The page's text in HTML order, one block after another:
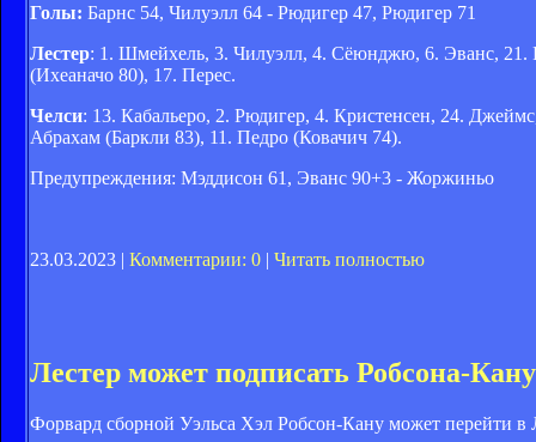
Голы: Барнс 54, Чилуэлл 64 - Рюдигер 47, Рюдигер 71
Лестер: 1. Шмейхель, 3. Чилуэлл, 4. Сёюнджю, 6. Эванс, 21.
(Ихеаначо 80), 17. Перес.
Челси: 13. Кабальеро, 2. Рюдигер, 4. Кристенсен, 24.
Абрахам (Баркли 83), 11. Педро (Ковачич 74).
Предупреждения: Мэддисон 61, Эванс 90+3 - Жоржиньо
23.03.2023 | Комментарии: 0 | Читать полностью
Лестер может подписать Робсона-Кану
Форвард сборной Уэльса Хэл Робсон-Кану может перейти в